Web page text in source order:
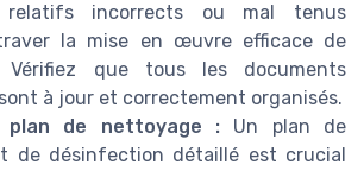
relatifs incorrects ou mal tenus
la mise en œuvre efficace de
Vérifiez que tous les documents
à jour et correctement organisés.
plan de nettoyage :Un plan de
de désinfection détaillé est crucial